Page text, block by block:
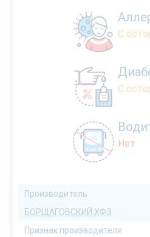
С
С
Нет
Производитель
БОРЩАГОВСКИЙ ХФЗ
Признак производителя